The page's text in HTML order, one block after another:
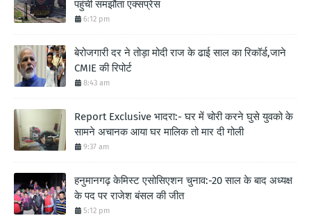
पहुंची समझौता एक्सप्रेस
6:12 pm
बेरोजगारी दर ने तोड़ा मोदी राज के ढाई साल का रिकॉर्ड,जाने
CMIE की रिपोर्ट
8:43 am
Report Exclusive भादरा:- घर में चोरी करने घुसे युवको के
सामने अचानक आया घर मालिक तो मार दी गोली
9:37 am
हनुमानगढ़ केमिस्ट एसोसिएशन चुनाव:-20 साल के बाद अध्यक्ष
के पद पर राजेश बंसल की जीत
5:12 pm